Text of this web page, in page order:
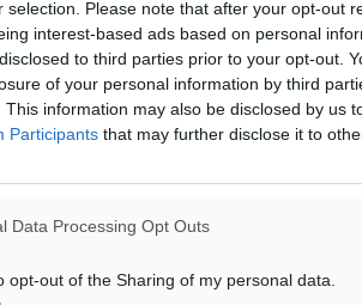
selection. Please note that after your opt-out
interest-based ads based on personal
to third parties prior to your opt-out.
of your personal information by third
This information may also be disclosed by us
Participants that may further disclose it to
Data Processing Opt Outs
opt-out of the Sharing of my personal data.
14.12.17,